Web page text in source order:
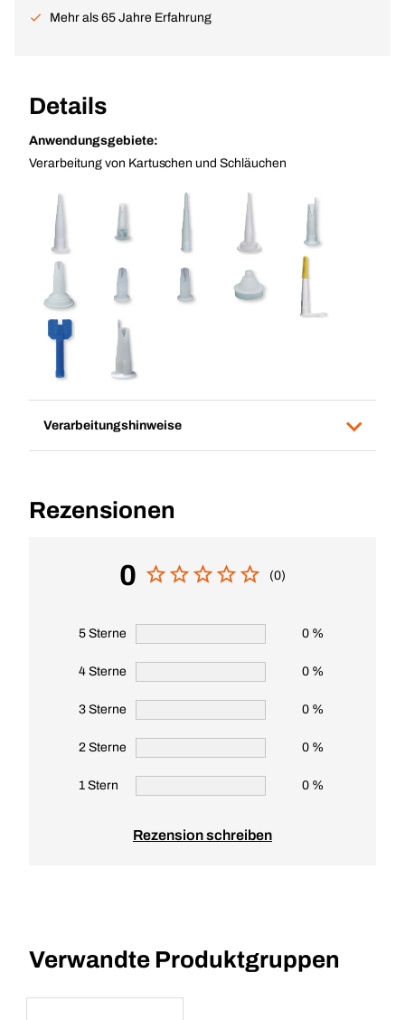
Mehr als 65 Jahre Erfahrung
Details
Anwendungsgebiete:
Verarbeitung von Kartuschen und Schläuchen
Verarbeitungshinweise
Rezensionen
0 (0)
5 Sterne 0 %
4 Sterne 0 %
3 Sterne 0 %
2 Sterne 0 %
1 Stern 0 %
Rezension schreiben
Verwandte Produktgruppen